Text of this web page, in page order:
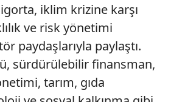
iklim krizine karşı
ve risk yönetimi
paydaşlarıyla paylaştı.
sürdürülebilir finansman,
tarım, gıda